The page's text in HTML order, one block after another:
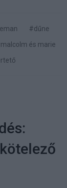
#dűne
és marie